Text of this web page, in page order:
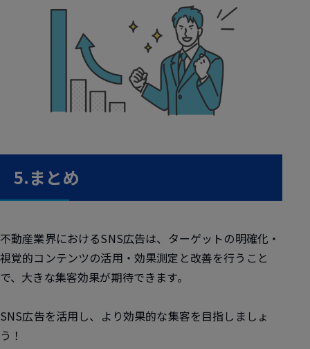
5.まとめ
不動産業界におけるSNS広告は、ターゲットの明確化・
視覚的コンテンツの活用・効果測定と改善を行うこと
で、大きな集客効果が期待できます。
SNS広告を活用し、より効果的な集客を目指しましょ
う！